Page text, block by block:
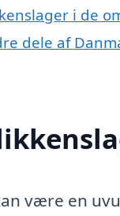
i de
dele af
være en